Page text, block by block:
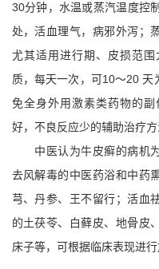
30分钟，水温或蒸汽温度控
处，活血理气，病邪外泻；
尤其适用进行期、皮损范
质，每天一次，可10～20
免全身外用激素类药物的
好，不良反应少的辅助治疗方
中医认为牛皮癣的病机为
去风解毒的中医药浴和中药
芎、丹参、王不留行；活血
的土茯苓、白藓皮、地骨皮
床子等，可根据临床表现进行